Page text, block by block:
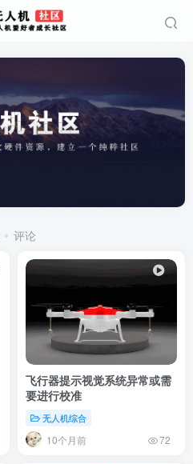
评论
飞行器提示视觉系统异常或需
要进行校准
无人机综合
10个月前 72